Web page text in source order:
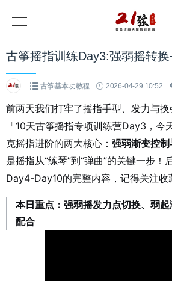
古筝摇指训练Day3:强弱摇转
古筝基本功教程 2026-04-29 10:52
前两天我们打牢了摇指手型、发力与换
「10天古筝摇指专项训练营Day3， 今
克摇指进阶的两大核心： 强弱渐变控
是摇指从“练琴”到“弹曲”的关键一步！
Day4-Day10的完整内容，记得关注收
本日重点：强弱摇发力点切换、弱
配合